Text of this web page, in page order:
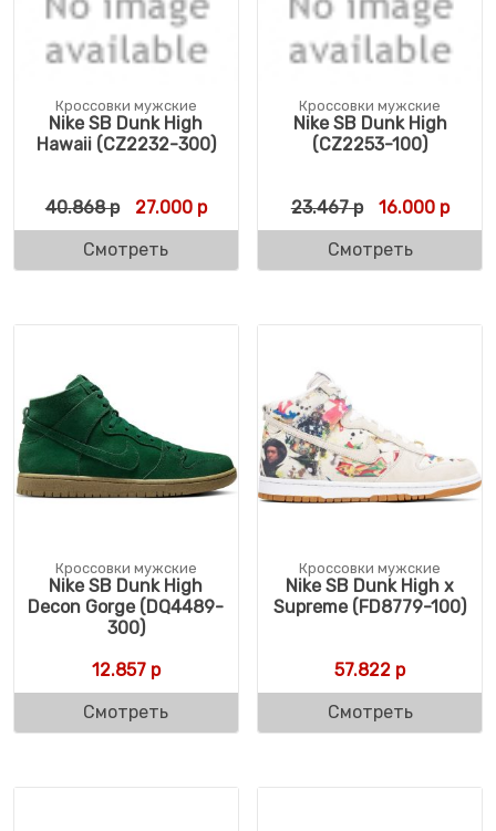
Кроссовки мужские
Nike SB Dunk High
Hawaii (CZ2232-300)
40.868р Первоначальная цена составляла 40.868
27.000рТекущая цена: 27.000 р.
Смотреть
Кроссовки мужские
Nike SB Dunk High
(CZ2253-100)
23.467р 16.000р
Смотреть
Кроссовки мужские
Nike SB Dunk High
Decon Gorge (DQ4489-
300)
12.857р
Смотреть
Кроссовки мужские
Nike SB Dunk High x
Supreme (FD8779-100)
57.822 р
Смотреть